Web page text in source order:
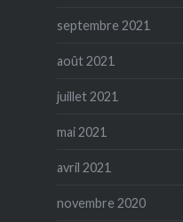
septembre 2021
août 2021
juillet 2021
mai 2021
avril 2021
novembre 2020